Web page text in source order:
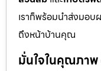
เราก็พร้อมนำส่งมอบ
ถึงหน้าบ้านคุณ
มั่นใจในคุณภา